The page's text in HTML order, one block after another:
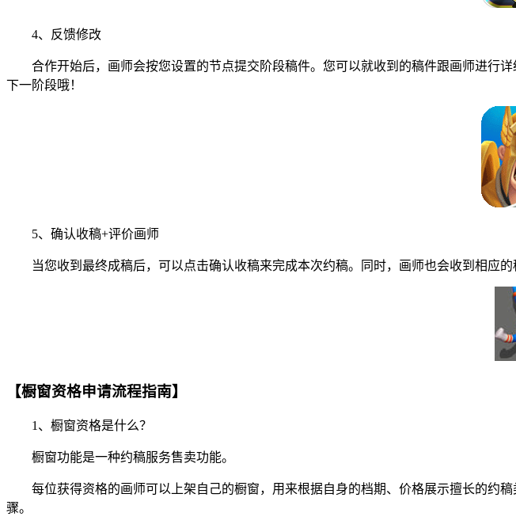
4、反馈修改
合作开始后，画师会按您设置的节点提交阶段稿件。您可以就收到的稿件跟画师进行
下一阶段哦！
5、确认收稿+评价画师
当您收到最终成稿后，可以点击确认收稿来完成本次约稿。同时，画师也会收到相应的
【橱窗资格申请流程指南】
1、橱窗资格是什么？
橱窗功能是一种约稿服务售卖功能。
每位获得资格的画师可以上架自己的橱窗，用来根据自身的档期、价格展示擅长的约
骤。